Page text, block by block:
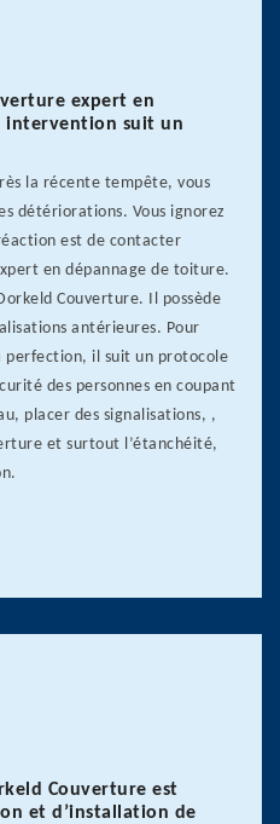
expert en
intervention suit un
la récente tempête, vous
détériorations. Vous ignorez
est de contacter
en dépannage de toiture.
Couverture. Il possède
antérieures. Pour
perfection, il suit un protocole
des personnes en coupant
placer des signalisations, ,
et surtout l’étanchéité,
Couverture est
et d’installation de